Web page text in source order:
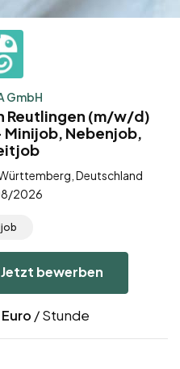
GmbH
Reutlingen (m/w/d)
Minijob, Nebenjob,
Deutschland
2026
Jetzt bewerben
Euro / Stunde